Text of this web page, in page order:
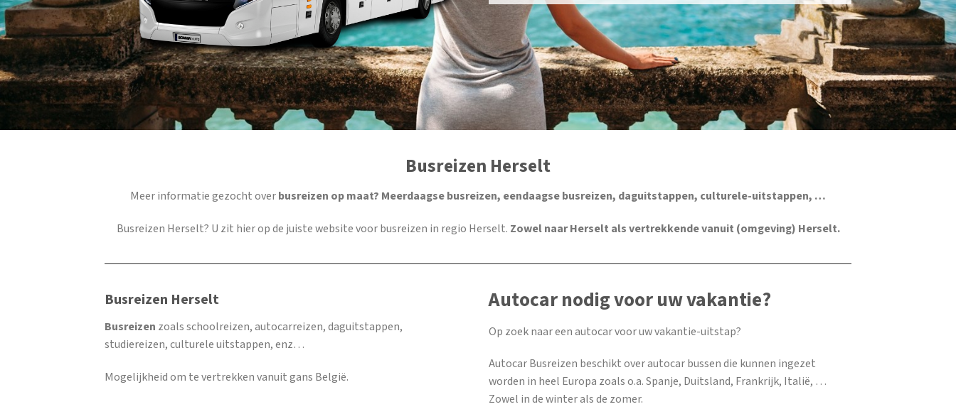
Busreizen Herselt
Meer informatie gezocht overbusreizen op maat? Meerdaagse busreizen, eendaagse busreizen, daguitstappen, culturele-uitstappen, …
Busreizen Herselt? U zit hier op de juiste website voor busreizen in regio Herselt. Zowel naar Herselt als vertrekkende vanuit (omgeving) Herselt.
Busreizen Herselt
Busreizen zoals schoolreizen, autocarreizen, daguitstappen,
studiereizen, culturele uitstappen, enz…
Mogelijkheid om te vertrekken vanuit gans België.
Autocar nodig voor uw vakantie?
Op zoek naar een autocar voor uw vakantie-uitstap?
Autocar Busreizen beschikt over autocar bussen die kunnen ingezet
worden in heel Europa zoals o.a. Spanje, Duitsland, Frankrijk, Italië, …
Zowel in de winter als de zomer.